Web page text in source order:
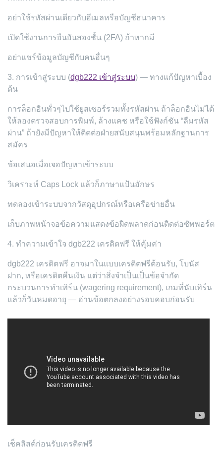
อย่าใช้รหัสผ่านเดียวกับอีเมลหรือบัญชีธนาคาร
เปิดใช้งานการยืนยันสองชั้น (2FA) ถ้าหากมี
อย่าแชร์ข้อมูลบัญชีกับคนอื่นๆ
3. การเข้าสู่ระบบ (dgb222 เข้าสู่ระบบ) — ทางแก้ปัญหาเบื้อง
ต้น
การล็อกอินทั่วๆไปใช้ยูสเซอร์รวมทั้งรหัสผ่าน ถ้าล็อกอินไม่ได้
ให้ลองตรวจสอบการพิมพ์, ล้างแคช หรือใช้ฟังก์ชัน “ลืมรหัส
ผ่าน” ถ้ายังมีปัญหาให้ติดต่อฝ่ายสนับสนุนพร้อมหลักฐานการ
สมัคร
ข้อเสนอเมื่อเจอปัญหาเข้าระบบ
วิเคราะห์ Caps Lock แล้วก็ภาษาแป้นอักษร
ทดลองเข้าระบบจากวัสดุอุปกรณ์หรือเครือข่ายอื่น
เก็บภาพหน้าจอข้อความแสดงข้อผิดพลาดก่อนติดต่อซัพพอร์ต
4. ทำความเข้าใจ dgb222 เครดิตฟรี ให้คุ้มค่า
dgb222 เครดิตฟรี อาจมาในแบบเครดิตฟรีต้อนรับ, โบนัส
ฝาก, หรือเครดิตคืนเงิน แต่ว่าสิ่งจำเป็นเป็นข้อจำกัด
กระบวนการทำเทิร์น (wagering requirement), เกมที่นับเทิร์น
แล้วก็วันหมดอายุ — อ่านข้อตกลงอย่างรอบคอบก่อนรับ
เช็คลิสต์ก่อนรับเครดิตฟรี